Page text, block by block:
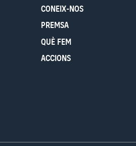
CONEIX-NOS
PREMSA
QUÈ FEM
ACCIONS